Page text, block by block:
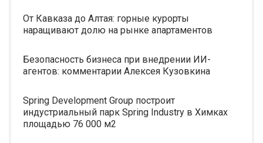
От Кавказа до Алтая: горные курорты
наращивают долю на рынке апартаментов
Безопасность бизнеса при внедрении ИИ-
агентов: комментарии Алексея Кузовкина
Spring Development Group построит
индустриальный парк Spring Industry в Химках
площадью 76 000 м2